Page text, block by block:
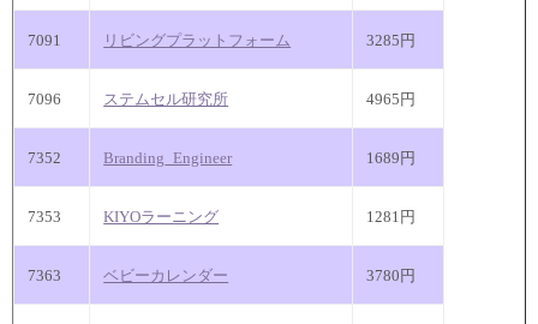
7091 リビングプラットフォーム 3285円
7096 ステムセル研究所 4965円
7352 Branding_Engineer 1689円
7353 KIYOラーニング 1281円
7363 ベビーカレンダー 3780円